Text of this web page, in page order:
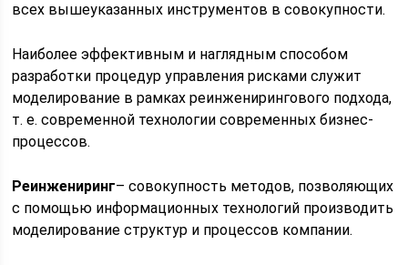
всех вышеуказанных инструментов в совокупности.
Наиболее эффективным и наглядным способом
разработки процедур управления рисками служит
моделирование в рамках реинженирингового подхода,
т. е. современной технологии современных бизнес-
процессов.
Реинжениринг– совокупность методов, позволяющих
с помощью информационных технологий производить
моделирование структур и процессов компании.